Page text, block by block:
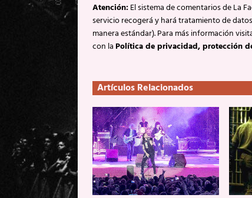
Atención:El sistema de comentarios de La
servicio recogerá y hará tratamiento de
manera estándar). Para más información
con laPolítica de privacidad, protección
Artículos Relacionados